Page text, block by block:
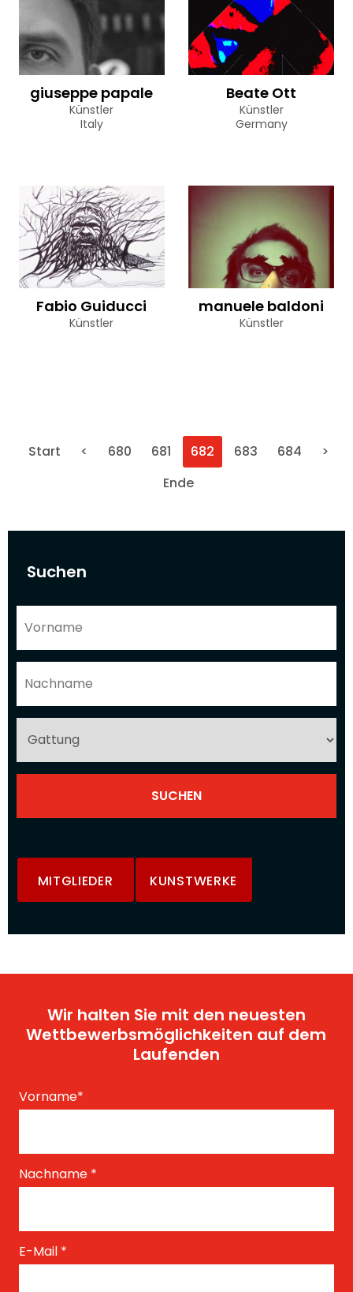
Suchen
MITGLIEDER KUNSTWERKE
giuseppe papale
Künstler
Italy
Beate Ott
Künstler
Germany
Fabio Guiducci
Künstler
manuele baldoni
Künstler
Start < 680 681 682 683 684
>
Ende
Wir halten Sie mit den neuesten
Wettbewerbsmöglichkeiten auf dem
Laufenden
Vorname*
Nachname *
E-Mail *